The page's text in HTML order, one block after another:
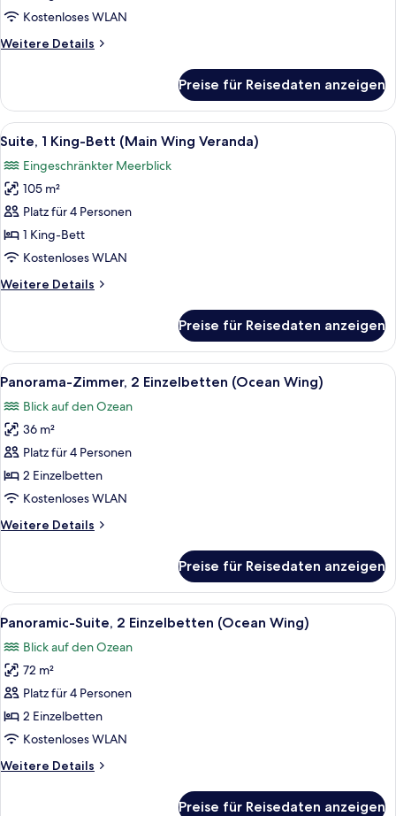
(Mactan)
Kostenloses WLAN
Weitere Details
Weitere
1 King-
Bett
(Mactan)
Preise für Reisedaten anzeigen
Alle
Fotos
für
Suite,
1 King-
Bett
(Main
Veranda)
Ein Hotelzimmer mit einem großen
5
Suite, 1 King-Bett (Main Wing Veranda)
Eingeschränkter Meerblick
105 m²
Platz für 4 Personen
1 King-Bett
Kostenloses WLAN
Weitere Details
Weitere
1 King-
Bett
(Main
Veranda)
Preise für Reisedaten anzeigen
Alle
Fotos
für
Panorama-
Zimmer,
2 Einzelbetten
(Ocean
anzeigen
Panorama-Zimmer, 2 Einzelbetten
4
Panorama-Zimmer, 2 Einzelbetten (Ocean Wing)
Blick auf den Ozean
36 m²
Platz für 4 Personen
2 Einzelbetten
Kostenloses WLAN
Weitere Details
Weitere
Zimmer,
2 Einzelbetten
(Ocean
Preise für Reisedaten anzeigen
Alle
Fotos
für
Panoramic-
Suite,
2 Einzelbetten
(Ocean
anzeigen
Panoramic-Suite, 2 Einzelbetten
5
Panoramic-Suite, 2 Einzelbetten (Ocean Wing)
Blick auf den Ozean
72 m²
Platz für 4 Personen
2 Einzelbetten
Kostenloses WLAN
Weitere Details
Weitere
Preise für Reisedaten anzeigen